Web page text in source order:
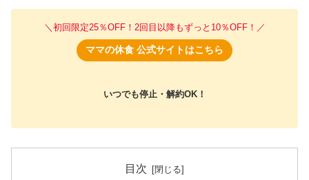
＼初回限定25％OFF！2回目以降もずっと10％OFF！／
ママの休食 公式サイトはこちら
いつでも停止・解約OK！
目次